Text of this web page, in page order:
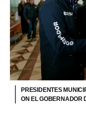
PRESIDENTES
ON EL GOBERNADOR